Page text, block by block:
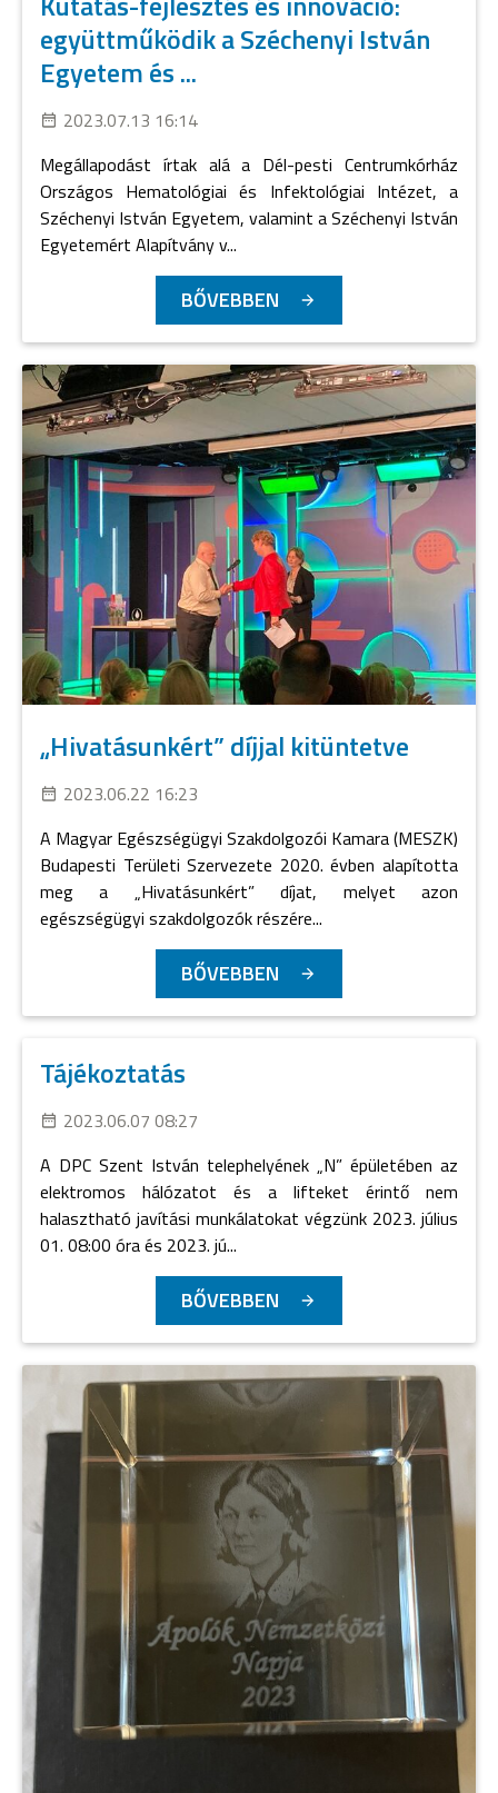
együttműködik a Széchenyi István
Egyetem és ...
2023.07.13 16:14
Megállapodást írtak alá a Dél-pesti Centrumkórház
Országos Hematológiai és Infektológiai Intézet, a
Széchenyi István Egyetem, valamint a Széchenyi István
Egyetemért Alapítvány v...
BŐVEBBEN
„Hivatásunkért” díjjal kitüntetve
2023.06.22 16:23
A Magyar Egészségügyi Szakdolgozói Kamara (MESZK)
Budapesti Területi Szervezete 2020. évben alapította
meg a „Hivatásunkért” díjat, melyet azon
egészségügyi szakdolgozók részére...
BŐVEBBEN
Tájékoztatás
2023.06.07 08:27
A DPC Szent István telephelyének „N” épületében az
elektromos hálózatot és a lifteket érintő nem
halasztható javítási munkálatokat végzünk 2023. július
01. 08:00 óra és 2023. jú...
BŐVEBBEN